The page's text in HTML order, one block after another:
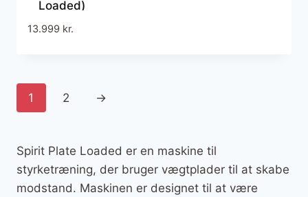
Loaded)
13.999 kr.
1 2 →
Spirit Plate Loaded er en maskine til
styrketræning, der bruger vægtplader til at skabe
modstand. Maskinen er designet til at være